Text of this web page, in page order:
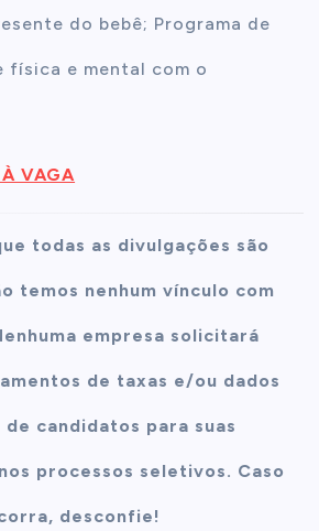
do bebê; Programa de
física e mental com o
VAGA
todas as divulgações são
temos nenhum vínculo com
empresa solicitará
de taxas e/ou dados
de candidatos para suas
processos seletivos. Caso
desconfie!